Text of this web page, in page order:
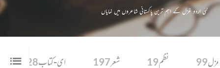
نئی اردو غزل کے اہم ترین پاکستانی شاعروں میں نمایاں
99 نظم19 شعر197 ای-کتاب28